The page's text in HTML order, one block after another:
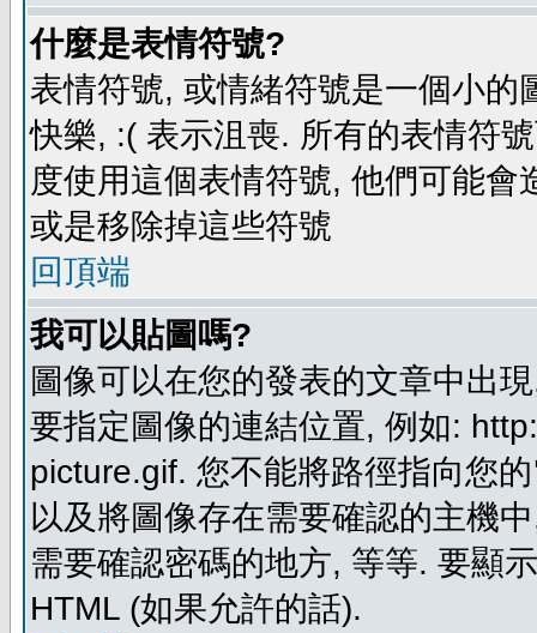
什麼是表情符號?
表情符號, 或情緒符號是一個小
快樂, :( 表示沮喪. 所有的表情符
度使用這個表情符號, 他們可能
或是移除掉這些符號
回頂端
我可以貼圖嗎?
圖像可以在您的發表的文章中出
要指定圖像的連結位置, 例如:
picture.gif. 您不能將路徑指向您
以及將圖像存在需要確認的主機
需要確認密碼的地方, 等等. 要顯
HTML (如果允許的話).